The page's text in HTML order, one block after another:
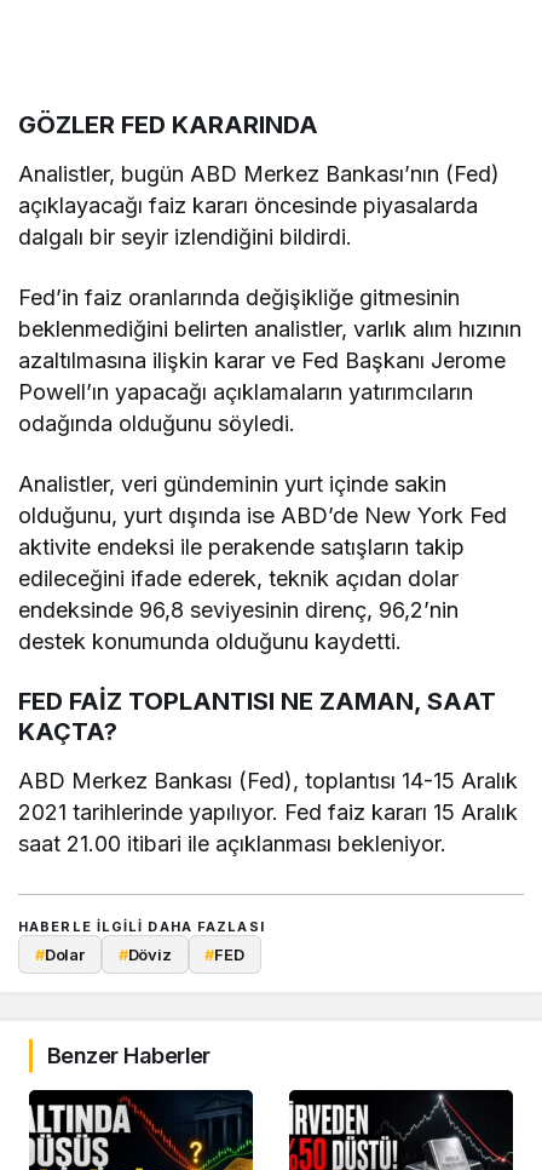
GÖZLER FED KARARINDA
Analistler, bugün ABD Merkez Bankası’nın (Fed)
açıklayacağı faiz kararı öncesinde piyasalarda
dalgalı bir seyir izlendiğini bildirdi.
Fed’in faiz oranlarında değişikliğe gitmesinin
beklenmediğini belirten analistler, varlık alım hızının
azaltılmasına ilişkin karar ve Fed Başkanı Jerome
Powell’ın yapacağı açıklamaların yatırımcıların
odağında olduğunu söyledi.
Analistler, veri gündeminin yurt içinde sakin
olduğunu, yurt dışında ise ABD’de New York Fed
aktivite endeksi ile perakende satışların takip
edileceğini ifade ederek, teknik açıdan dolar
endeksinde 96,8 seviyesinin direnç, 96,2’nin
destek konumunda olduğunu kaydetti.
FED FAİZ TOPLANTISI NE ZAMAN, SAAT
KAÇTA?
ABD Merkez Bankası (Fed), toplantısı 14-15 Aralık
2021 tarihlerinde yapılıyor. Fed faiz kararı 15 Aralık
saat 21.00 itibari ile açıklanması bekleniyor.
HABERLE ILGILI DAHA FAZLASI
#Dolar #Döviz #FED
Benzer Haberler